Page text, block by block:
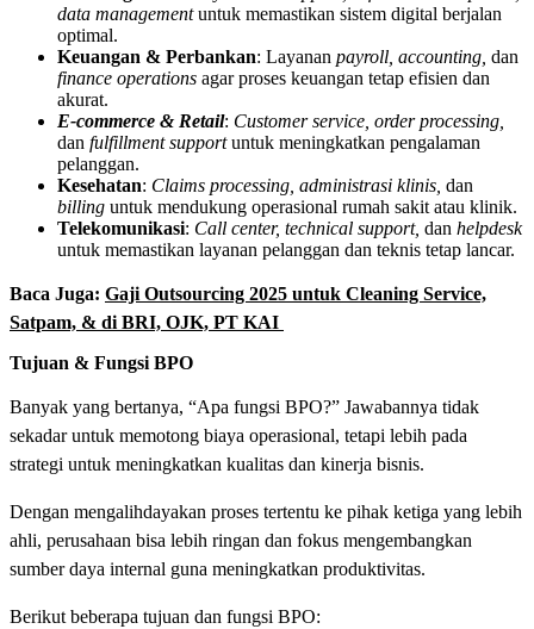
data managementuntuk memastikan sistem digital berjalan
optimal.
Keuangan & Perbankan: Layanan payroll, accounting, dan
finance operations agar proses keuangan tetap efisien dan
akurat.
E-commerce & Retail: Customer service, order processing,
dan fulfillment supportuntuk meningkatkan pengalaman
pelanggan.
Kesehatan: Claims processing, administrasi klinis, dan
billing untuk mendukung operasional rumah sakit atau klinik.
Telekomunikasi: Call center, technical support, dan helpdesk
untuk memastikan layanan pelanggan dan teknis tetap lancar.
Baca Juga: Gaji Outsourcing 2025 untuk Cleaning Service,
Satpam, & di BRI, OJK, PT KAI
Tujuan & Fungsi BPO
Banyak yang bertanya, “Apa fungsi BPO?” Jawabannya tidak
sekadar untuk memotong biaya operasional, tetapi lebih pada
strategi untuk meningkatkan kualitas dan kinerja bisnis.
Dengan mengalihdayakan proses tertentu ke pihak ketiga yang lebih
ahli, perusahaan bisa lebih ringan dan fokus mengembangkan
sumber daya internal guna meningkatkan produktivitas.
Berikut beberapa tujuan dan fungsi BPO: